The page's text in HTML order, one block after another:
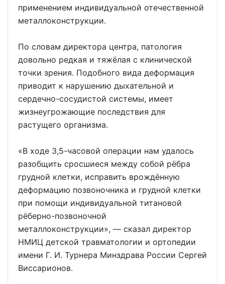
применением индивидуальной отечественной
металлоконструкции.
По словам директора центра, патология
довольно редкая и тяжёлая с клинической
точки зрения. Подобного вида деформация
приводит к нарушению дыхательной и
сердечно-сосудистой системы, имеет
жизнеугрожающие последствия для
растущего организма.
«В ходе 3,5-часовой операции нам удалось
разобщить сросшиеся между собой рёбра
грудной клетки, исправить врождённую
деформацию позвоночника и грудной клетки
при помощи индивидуальной титановой
рёберно-позвоночной
металлоконструкции», — сказал директор
НМИЦ детской травматологии и ортопедии
имени Г. И. Турнера Минздрава России Сергей
Виссарионов.